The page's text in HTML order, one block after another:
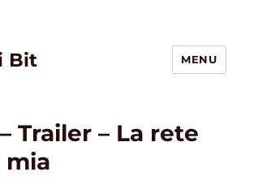
Bit MENU
Trailer – La rete
mia